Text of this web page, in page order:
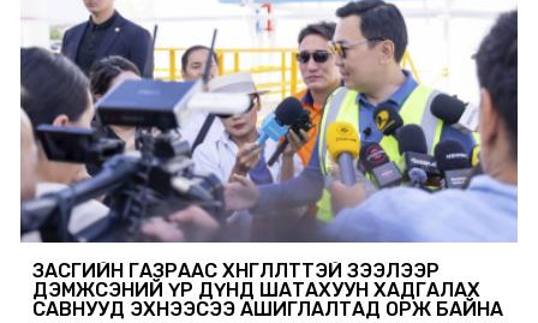
ЗАСГИЙН ГАЗРААС ХӨНГӨЛӨЛТТЭЙ ЗЭЭЛЭЭР
ДЭМЖСЭНИЙ ҮР ДҮНД ШАТАХУУН ХАДГАЛАХ
САВНУУД ЭХНЭЭСЭЭ АШИГЛАЛТАД ОРЖ БАЙНА